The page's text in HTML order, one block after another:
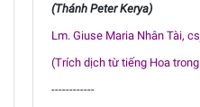
(Thánh Peter Kerya)
Lm. Giuse Maria Nhân Tài,
(Trích dịch từ tiếng Hoa
------------